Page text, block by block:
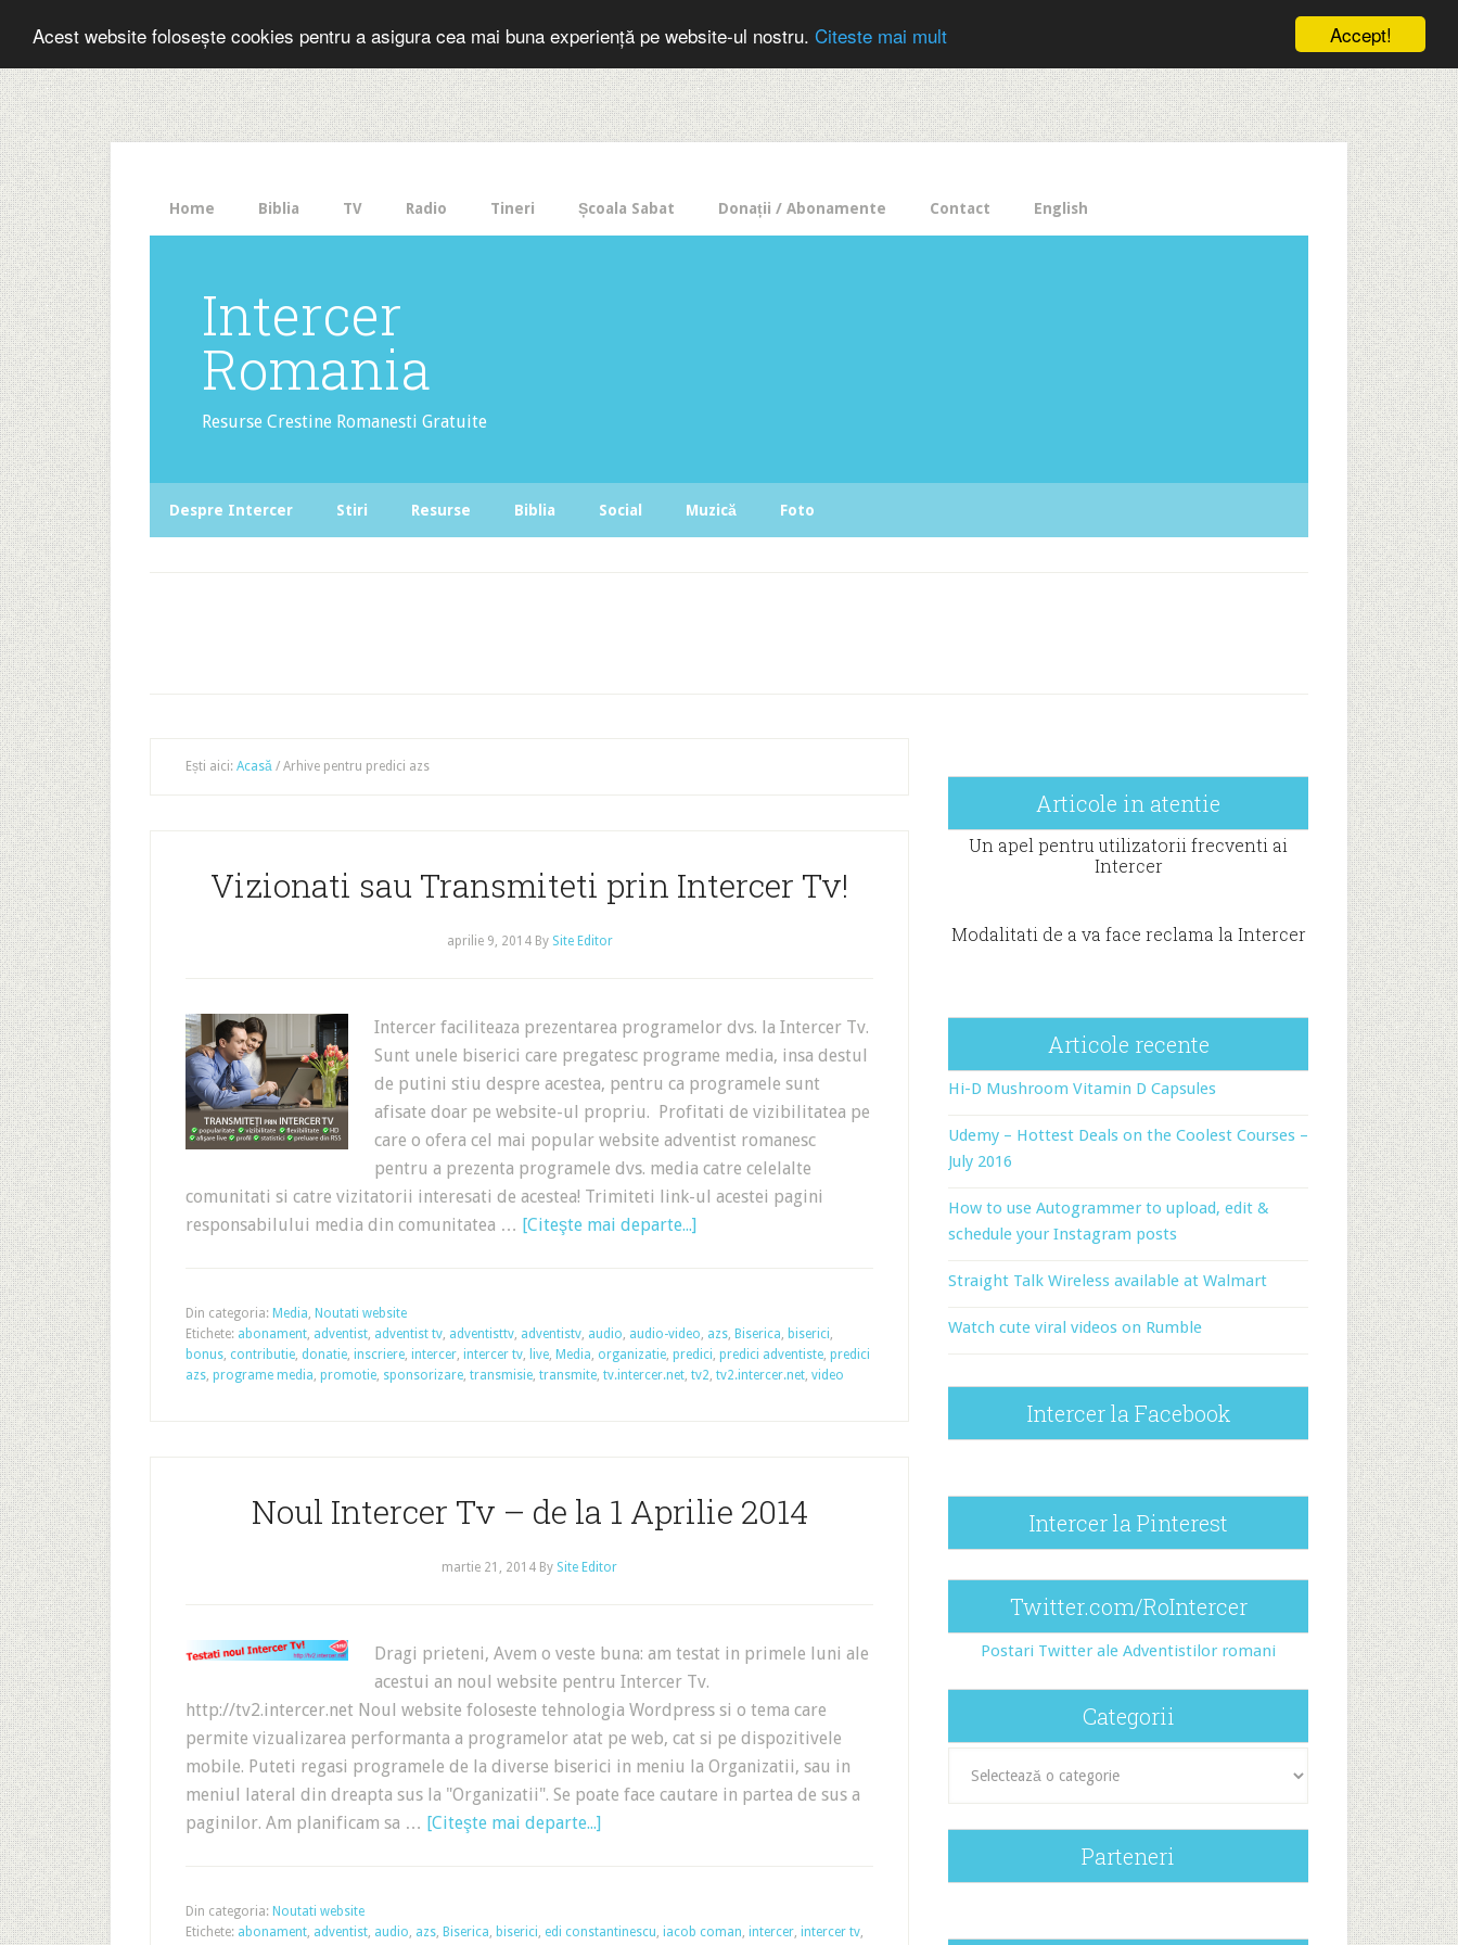
Accept!
Acest website folosește cookies pentru a asigura cea mai buna experiență pe website-ul nostru. Citeste mai mult
The
HelloBar
- a
little
bar
that
gets
noticed!
Home Biblia TV Radio Tineri Școala Sabat Donații / Abonamente Contact English
Intercer
Romania
Resurse Crestine Romanesti Gratuite
Despre Intercer Stiri Resurse Biblia Social Muzică Foto
Ești aici: Acasă / Arhive pentru predici azs
Vizionati sau Transmiteti prin Intercer Tv!
aprilie 9, 2014By Site Editor
Intercer faciliteaza prezentarea programelor dvs. la Intercer Tv.
Sunt unele biserici care pregatesc programe media, insa destul
de putini stiu despre acestea, pentru ca programele sunt
afisate doar pe website-ul propriu. Profitati de vizibilitatea pe
care o ofera cel mai popular website adventist romanesc
pentru a prezenta programele dvs. media catre celelalte
comunitati si catre vizitatorii interesati de acestea! Trimiteti link-ul acestei pagini
responsabilului media din comunitatea … [Citeşte mai departe...]
Din categoria: Media, Noutati website
Etichete: abonament, adventist, adventist tv, adventisttv, adventistv, audio, audio-video, azs, Biserica, biserici,
bonus, contributie, donatie, inscriere, intercer, intercer tv, live, Media, organizatie, predici, predici adventiste, predici
azs, programe media, promotie, sponsorizare, transmisie, transmite, tv.intercer.net, tv2, tv2.intercer.net, video
Noul Intercer Tv – de la 1 Aprilie 2014
martie 21, 2014 By Site Editor
Dragi prieteni, Avem o veste buna: am testat in primele luni ale
acestui an noul website pentru Intercer Tv.
http://tv2.intercer.net Noul website foloseste tehnologia Wordpress si o tema care
permite vizualizarea performanta a programelor atat pe web, cat si pe dispozitivele
mobile. Puteti regasi programele de la diverse biserici in meniu la Organizatii, sau in
meniul lateral din dreapta sus la "Organizatii". Se poate face cautare in partea de sus a
paginilor. Am planificam sa … [Citeşte mai departe...]
Din categoria: Noutati website
Etichete: abonament, adventist, audio, azs, Biserica, biserici, edi constantinescu, iacob coman, intercer, intercer tv,
Articole in atentie
Un apel pentru utilizatorii frecventi ai
Intercer
Modalitati de a va face reclama la Intercer
Articole recente
Hi-D Mushroom Vitamin D Capsules
Udemy – Hottest Deals on the Coolest Courses –
July 2016
How to use Autogrammer to upload, edit &
schedule your Instagram posts
Straight Talk Wireless available at Walmart
Watch cute viral videos on Rumble
Intercer la Facebook
Intercer la Pinterest
Twitter.com/RoIntercer
Postari Twitter ale Adventistilor romani
Categorii
Parteneri